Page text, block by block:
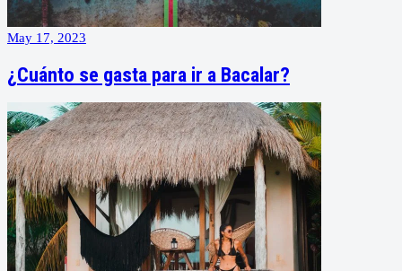
May 17, 2023
¿Cuánto se gasta para ir a Bacalar?